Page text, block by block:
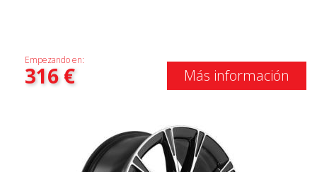
Empezando en:
316€ Más información